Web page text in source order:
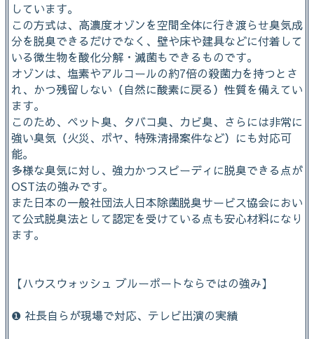
しています。
この方式は、高濃度オゾンを空間全体に行き渡らせ臭気成
分を脱臭できるだけでなく、壁や床や建具などに付着して
いる微生物を酸化分解・滅菌もできるものです。
オゾンは、塩素やアルコールの約7倍の殺菌力を持つとさ
れ、かつ残留しない（自然に酸素に戻る）性質を備えてい
ます。
このため、ペット臭、タバコ臭、カビ臭、さらには非常に
強い臭気（火災、ボヤ、特殊清掃案件など）にも対応可
能。
多様な臭気に対し、強力かつスピーディに脱臭できる点が
OST法の強みです。
また日本の一般社団法人日本除菌脱臭サービス協会におい
て公式脱臭法として認定を受けている点も安心材料になり
ます。
【ハウスウォッシュ ブルーポートならではの強み】
❶ 社長自らが現場で対応、テレビ出演の実績